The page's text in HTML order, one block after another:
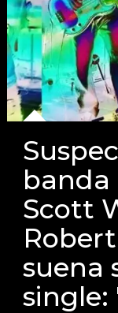
banda
Scott
suena
single: